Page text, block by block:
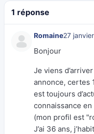
1 réponse
Romaine27
Bonjour
Je viens
annonce, certes
est toujours
connaissance
(mon profil est
J’ai 36 ans,